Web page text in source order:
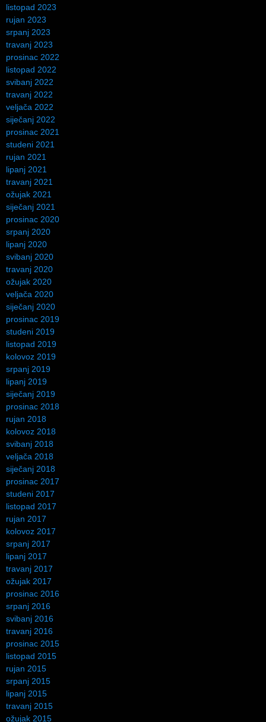
listopad 2023
rujan 2023
srpanj 2023
travanj 2023
prosinac 2022
listopad 2022
svibanj 2022
travanj 2022
veljača 2022
siječanj 2022
prosinac 2021
studeni 2021
rujan 2021
lipanj 2021
travanj 2021
ožujak 2021
siječanj 2021
prosinac 2020
srpanj 2020
lipanj 2020
svibanj 2020
travanj 2020
ožujak 2020
veljača 2020
siječanj 2020
prosinac 2019
studeni 2019
listopad 2019
kolovoz 2019
srpanj 2019
lipanj 2019
siječanj 2019
prosinac 2018
rujan 2018
kolovoz 2018
svibanj 2018
veljača 2018
siječanj 2018
prosinac 2017
studeni 2017
listopad 2017
rujan 2017
kolovoz 2017
srpanj 2017
lipanj 2017
travanj 2017
ožujak 2017
prosinac 2016
srpanj 2016
svibanj 2016
travanj 2016
prosinac 2015
listopad 2015
rujan 2015
srpanj 2015
lipanj 2015
travanj 2015
ožujak 2015